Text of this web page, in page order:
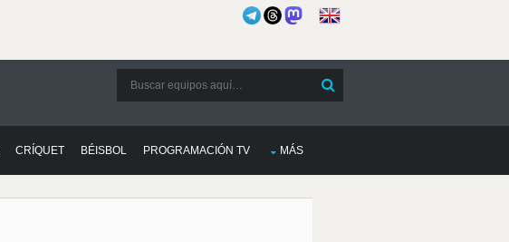
CRÍQUET BÉISBOL PROGRAMACIÓN TV MÁS